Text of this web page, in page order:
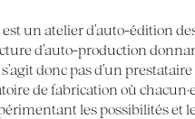
est un atelier d’auto-édition
d’auto-production
donc pas d’un
de fabrication où
les possibilités et